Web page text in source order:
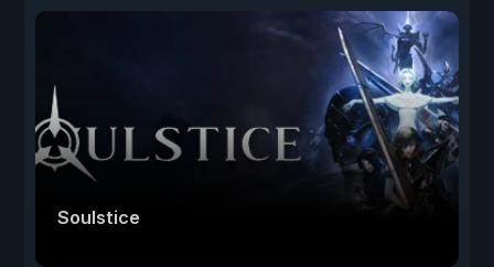
Soulstice